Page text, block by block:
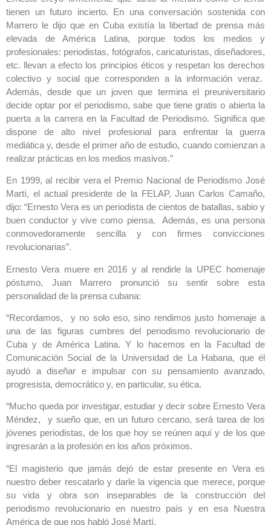
tienen un futuro incierto. En una conversación sostenida con
Marrero le dijo que en Cuba existía la libertad de prensa más
elevada de América Latina, porque todos los medios y
profesionales: periodistas, fotógrafos, caricaturistas, diseñadores,
etc. llevan a efecto los principios éticos y respetan los derechos
colectivo y social que corresponden a la información veraz.
Además, desde que un joven que termina el preuniversitario
decide optar por el periodismo, sabe que tiene gratis o abierta la
puerta a la carrera en la Facultad de Periodismo. Significa que
dispone de alto nivel profesional para enfrentar la guerra
mediática y, desde el primer año de estudio, cuando comienzan a
realizar prácticas en los medios masivos.”
En 1999, al recibir vera el Premio Nacional de Periodismo José
Martí, el actual presidente de la FELAP, Juan Carlos Camaño,
dijo: “Ernesto Vera es un periodista de cientos de batallas, sabio y
buen conductor y vive como piensa. Además, es una persona
conmovedoramente sencilla y con firmes convicciones
revolucionarias”.
Ernesto Vera muere en 2016 y al rendirle la UPEC homenaje
póstumo, Juan Marrero pronunció su sentir sobre esta
personalidad de la prensa cubana:
“Recordamos, y no solo eso, sino rendimos justo homenaje a
una de las figuras cumbres del periodismo revolucionario de
Cuba y de América Latina. Y lo hacemos en la Facultad de
Comunicación Social de la Universidad de La Habana, que él
ayudó a diseñar e impulsar con su pensamiento avanzado,
progresista, democrático y, en particular, su ética.
“Mucho queda por investigar, estudiar y decir sobre Ernesto Vera
Méndez, y sueño que, en un futuro cercano, será tarea de los
jóvenes periodistas, de los que hoy se reúnen aquí y de los que
ingresarán a la profesión en los años próximos.
“El magisterio que jamás dejó de estar presente en Vera es
nuestro deber rescatarlo y darle la vigencia que merece, porque
su vida y obra son inseparables de la construcción del
periodismo revolucionario en nuestro país y en esa Nuestra
América de que nos habló José Martí.